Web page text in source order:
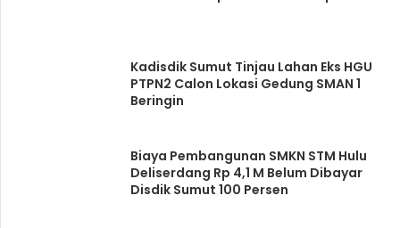
Kadisdik Sumut Tinjau Lahan Eks HGU
PTPN2 Calon Lokasi Gedung SMAN 1
Beringin
Biaya Pembangunan SMKN STM Hulu
Deliserdang Rp 4,1 M Belum Dibayar
Disdik Sumut 100 Persen